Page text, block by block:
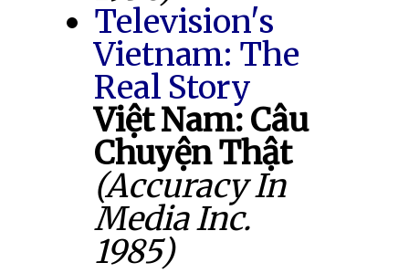
Television's
Vietnam: The
Real Story
Việt Nam: Câu
Chuyện Thật
(Accuracy In
Media Inc.
1985)